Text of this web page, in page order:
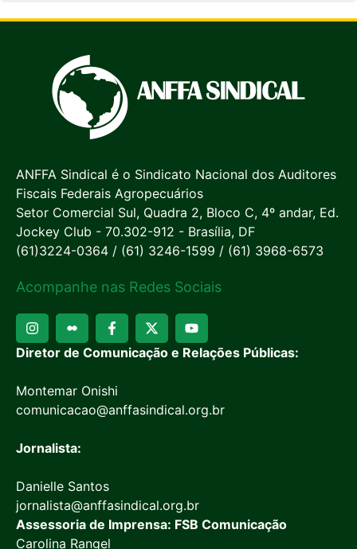
ANFFA Sindical é o Sindicato Nacional dos Auditores
Fiscais Federais Agropecuários
Setor Comercial Sul, Quadra 2, Bloco C, 4º andar, Ed.
Jockey Club - 70.302-912 - Brasília, DF
(61)3224-0364 / (61) 3246-1599 / (61) 3968-6573
Acompanhe nas Redes Sociais
Diretor de Comunicação e Relações Públicas:
Montemar Onishi
comunicacao@anffasindical.org.br
Jornalista:
Danielle Santos
jornalista@anffasindical.org.br
Assessoria de Imprensa: FSB Comunicação
Carolina Rangel